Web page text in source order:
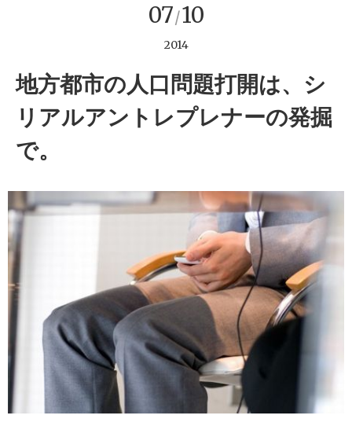
07/10
2014
地方都市の人口問題打開は、シ
リアルアントレプレナーの発掘
で。